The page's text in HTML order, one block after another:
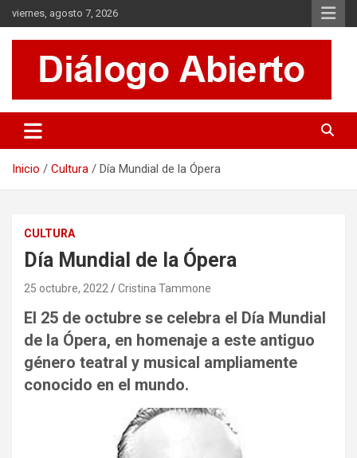
Saltar
al
contenido
viernes, agosto 7, 2026
Diálogo Abierto
Se tratan diversos temas de actualidad buscando hacer un
aporte a la sociedad, brindando información relevante de lo que
Inicio Cultura Día Mundial de la Ópera
CULTURA
Día Mundial de la Ópera
25 octubre, 2022 Cristina Tammone
El 25 de octubre se celebra el Día Mundial
de la Ópera, en homenaje a este antiguo
género teatral y musical ampliamente
conocido en el mundo.